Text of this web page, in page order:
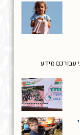
עבורכם מידע